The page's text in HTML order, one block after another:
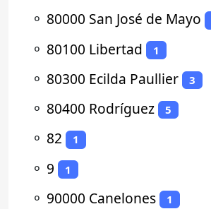
⚬ 80000 San José de Mayo
⚬ 80100 Libertad 1
⚬ 80300 Ecilda Paullier 3
⚬ 80400 Rodríguez 5
⚬ 82 1
⚬ 9 1
⚬ 90000 Canelones 1